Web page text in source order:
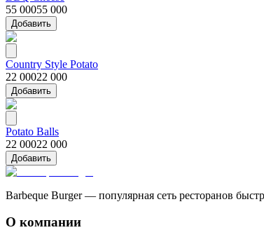
55 00055 000
Добавить
Country Style Potato
22 00022 000
Добавить
Potato Balls
22 00022 000
Добавить
Barbeque Burger — популярная сеть ресторанов
О компании